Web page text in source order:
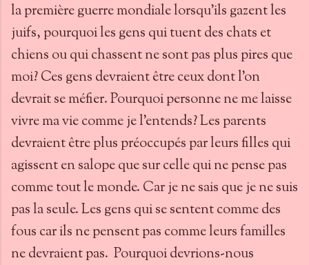
la première guerre mondiale lorsqu’ils gazent les
juifs, pourquoi les gens qui tuent des chats et
chiens ou qui chassent ne sont pas plus pires que
moi? Ces gens devraient être ceux dont l’on
devrait se méfier. Pourquoi personne ne me laisse
vivre ma vie comme je l’entends? Les parents
devraient être plus préoccupés par leurs filles qui
agissent en salope que sur celle qui ne pense pas
comme tout le monde. Car je ne sais que je ne suis
pas la seule. Les gens qui se sentent comme des
fous car ils ne pensent pas comme leurs familles
ne devraient pas. Pourquoi devrions-nous